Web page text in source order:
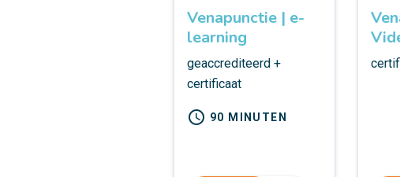
Venapunctie | e-
learning
geaccrediteerd +
certificaat
schedule 90 MINUTEN